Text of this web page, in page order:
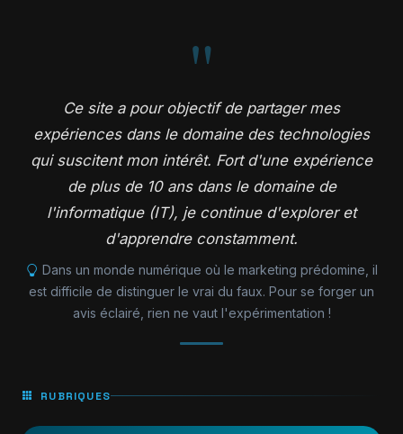
Ce site a pour objectif de partager mes
expériences dans le domaine des technologies
qui suscitent mon intérêt. Fort d'une expérience
de plus de 10 ans dans le domaine de
l'informatique (IT), je continue d'explorer et
d'apprendre constamment.
Dans un monde numérique où le marketing prédomine, il
est difficile de distinguer le vrai du faux. Pour se forger un
avis éclairé, rien ne vaut l'expérimentation !
RUBRIQUES